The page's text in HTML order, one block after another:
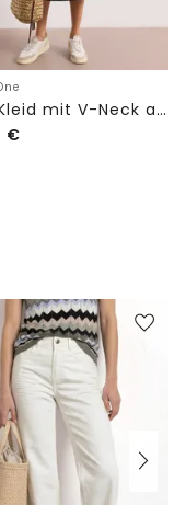
Midi-Kleid mit V-Neck aus Spitze
€